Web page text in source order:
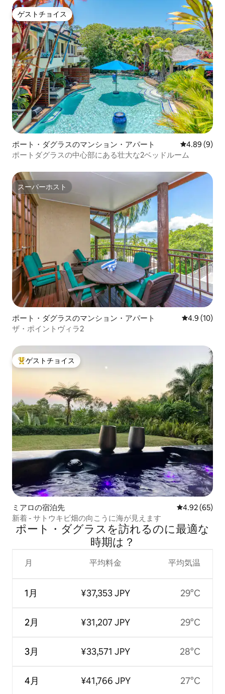
ゲストチョイス
ゲストチョイス
ポート・ダグラスのマンション・アパート レビュー9件
4.89 (9)
ポートダグラスの中心部にある壮大な2ベッドルーム
スーパーホスト
スーパーホスト
ポート・ダグラスのマンション・アパート レビュー10
4.9 (10)
ザ・ポイントヴィラ2
大好評のゲストチョイスです。
ゲストチョイス
ミアロの宿泊先 レビュー65
4.92 (65)
新着 - サトウキビ畑の向こうに海が見えます
ポート・ダグラスを訪⁠れ⁠るの⁠に最⁠適⁠な
時⁠期⁠は⁠？
月
1月
2月
3月
4月
平均料金
¥37,353 JPY
¥31,207 JPY
¥33,571 JPY
¥41,766 JPY
平均気温
29°C
29°C
28°C
27°C